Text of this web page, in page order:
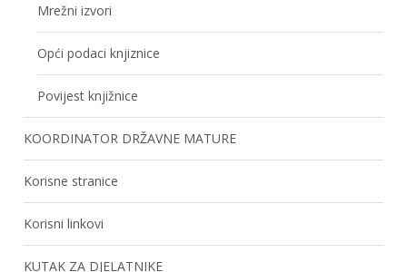
Mrežni izvori
Opći podaci knjiznice
Povijest knjižnice
KOORDINATOR DRŽAVNE MATURE
Korisne stranice
Korisni linkovi
KUTAK ZA DJELATNIKE